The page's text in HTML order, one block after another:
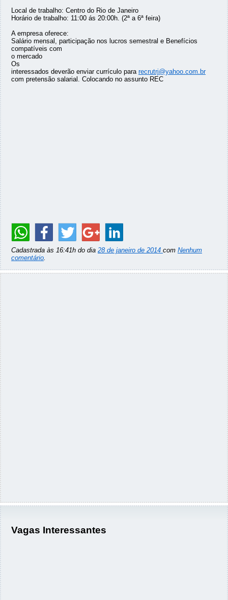
Local de trabalho: Centro do Rio de Janeiro
Horário de trabalho: 11:00 ás 20:00h. (2ª a 6ª feira)
A empresa oferece:
Salário mensal, participação nos lucros semestral e Benefícios
compatíveis com
o mercado
Os
interessados deverão enviar currículo para recrutrj@yahoo.com.br
com pretensão salarial. Colocando no assunto REC
Cadastrada às 16:41h do dia 28 de janeiro de 2014 com Nenhum
comentário.
Vagas Interessantes